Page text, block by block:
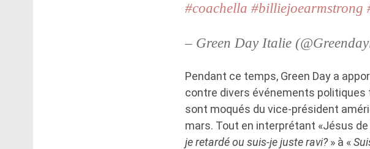
#coachella #billiejoearmstrong
– Green Day Italie
Pendant ce temps, Green Day a
contre divers événements politiques
sont moqués du vice-président
mars. Tout en interprétant «Jésus
je retardé ou suis-je juste ravi?» à «